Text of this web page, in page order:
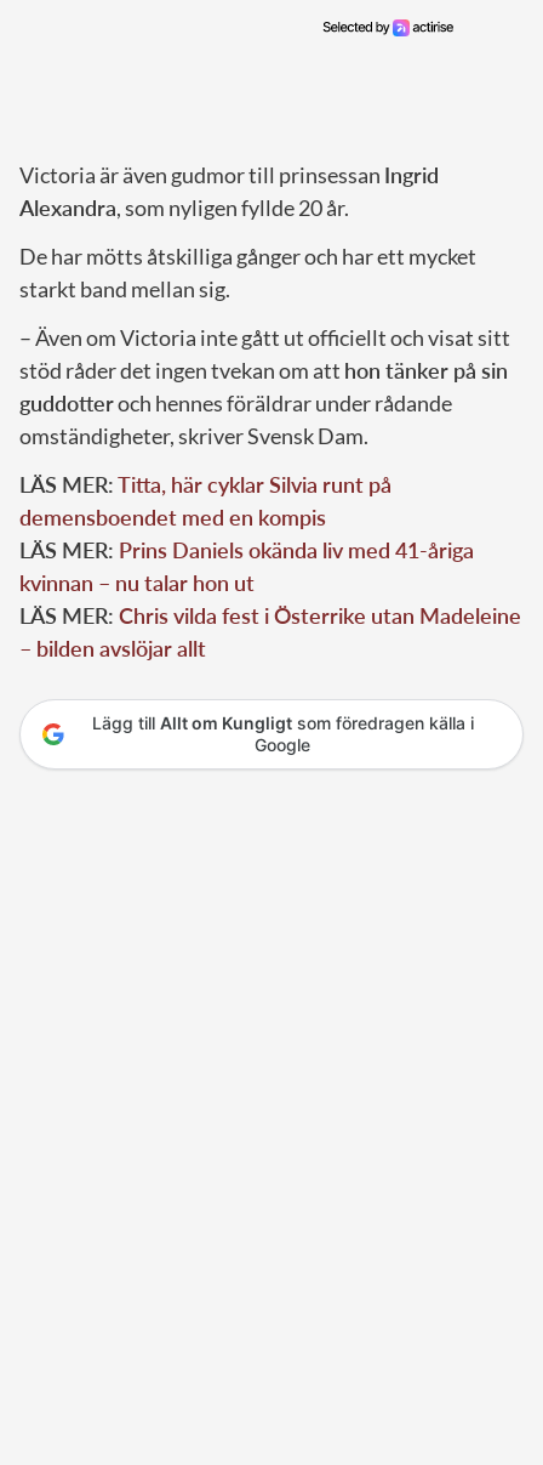
Victoria är även gudmor till prinsessan Ingrid
Alexandra, som nyligen fyllde 20 år.
De har mötts åtskilliga gånger och har ett mycket
starkt band mellan sig.
– Även om Victoria inte gått ut officiellt och visat sitt
stöd råder det ingen tvekan om att hon tänker på sin
guddotteroch hennes föräldrar under rådande
omständigheter, skriver Svensk Dam.
LÄS MER:Titta, här cyklar Silvia runt på
demensboendet med en kompis
LÄS MER: Prins Daniels okända liv med 41-åriga
kvinnan – nu talar hon ut
LÄS MER: Chris vilda fest i Österrike utan Madeleine
– bilden avslöjar allt
Lägg till Allt om Kungligtsom föredragen källa i
Google